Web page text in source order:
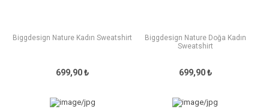
Biggdesign Nature Kadın Sweatshirt
699,90 ₺
Biggdesign Nature Doğa Kadın
Sweatshirt
699,90 ₺